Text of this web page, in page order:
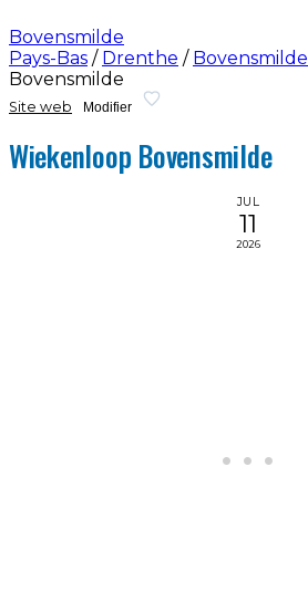
Bovensmilde
Pays-Bas / Drenthe / Bovensmilde
Bovensmilde
Site web Modifier
Wiekenloop Bovensmilde
JUL
11
2026